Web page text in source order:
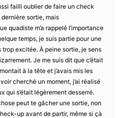
failli oublier de faire un check
sortie, mais
quadiste m’a rappelé l’importance
temps, je suis partie pour une
trop excitée. À peine sortie, je sens
Je me suis dit que c’était
à la tête et j’avais mis les
cherché un moment, j’ai réalisé
qui s’était légèrement desserré.
peut te gâcher une sortie, non
up avant de partir, même si çà